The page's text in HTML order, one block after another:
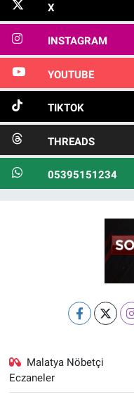
X
INSTAGRAM
YOUTUBE
TIKTOK
THREADS
05395151234
Malatya Nöbetçi
Eczaneler